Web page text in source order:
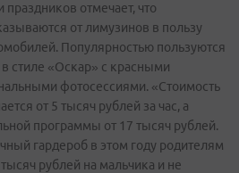
праздников отмечает, что
от лимузинов в пользу
Популярностью пользуются
стиле «Оскар» с красными
фотосессиями. «Стоимость
от 5 тысяч рублей за час, а
программы от 17 тысяч рублей.
гардероб в этом году родителям
рублей на мальчика и не